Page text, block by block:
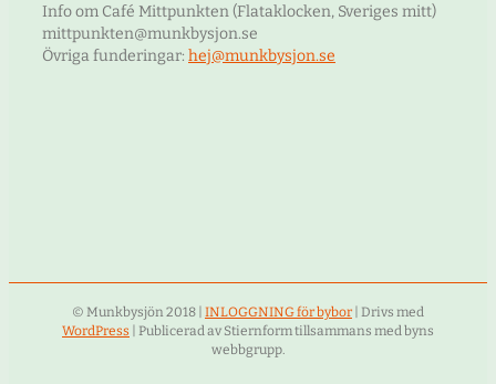
Info om Café Mittpunkten (Flataklocken, Sveriges mitt)
mittpunkten@munkbysjon.se
Övriga funderingar: hej@munkbysjon.se
© Munkbysjön 2018 | INLOGGNING för bybor | Drivs med
WordPress | Publicerad av Stiernform tillsammans med byns
webbgrupp.